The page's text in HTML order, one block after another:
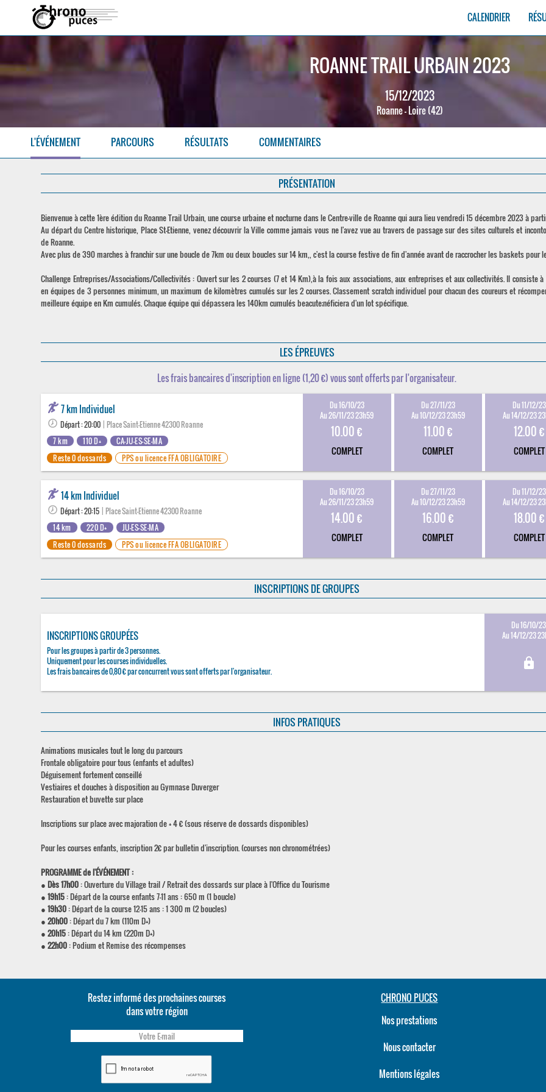
CALENDRIER
ROANNE TRAIL URBAIN 2023
15/12/2023
Roanne - Loire (42)
L'ÉVÉNEMENT PARCOURS RÉSULTATS COMMENTAIRES
PRÉSENTATION
Bienvenue à cette 1ère édition du Roanne Trail Urbain, une course urbaine et nocturne dans le Centre-ville de Roanne qui aura lieu vendredi 15 décembre 2023 à
Au départ du Centre historique, Place St-Etienne, venez découvrir la Ville comme jamais vous ne l'avez vue au travers de passage sur des sites culturels et
de Roanne.
Avec plus de 390 marches à franchir sur une boucle de 7km ou deux boucles sur 14 km,, c'est la course festive de fin d'année avant de raccrocher les baskets pour
Challenge Entreprises/Associations/Collectivités : Ouvert sur les 2 courses (7 et 14 Km),à la fois aux associations, aux entreprises et aux collectivités. Il consiste
en équipes de 3 personnes minimum, un maximum de kilomètres cumulés sur les 2 courses. Classement scratch individuel pour chacun des coureurs et
meilleure équipe en Km cumulés. Chaque équipe qui dépassera les 140km cumulés beacute;néficiera d'un lot spécifique.
LES ÉPREUVES
Les frais bancaires d'inscription en ligne (1,20 €) vous sont offerts par l'organisateur.
7 km Individuel
Départ : 20:00 | Place Saint-Etienne 42300 Roanne
7 km
110 D+
CA-JU-ES-SE-MA
Reste 0 dossards
PPS ou licence FFA OBLIGATOIRE
Du 16/10/23
Au 26/11/23 23h59
10.00 €
COMPLET
Du 27/11/23
Au 10/12/23 23h59
11.00 €
COMPLET
Du 11/12/23
Au 14/12/23
12.00 €
COMPLET
14 km Individuel
Départ : 20:15 | Place Saint-Etienne 42300 Roanne
14 km
220 D+
JU-ES-SE-MA
Reste 0 dossards
PPS ou licence FFA OBLIGATOIRE
Du 16/10/23
Au 26/11/23 23h59
14.00 €
COMPLET
Du 27/11/23
Au 10/12/23 23h59
16.00 €
COMPLET
Du 11/12/23
Au 14/12/23
18.00 €
COMPLET
INSCRIPTIONS DE GROUPES
INSCRIPTIONS GROUPÉES
Pour les groupes à partir de 3 personnes.
Uniquement pour les courses individuelles.
Les frais bancaires de 0,80 € par concurrent vous sont offerts par l'organisateur.
Du 16/10/23
Au 14/12/23
lock
INFOS PRATIQUES
Animations musicales tout le long du parcours
Frontale obligatoire pour tous (enfants et adultes)
Déguisement fortement conseillé
Vestiaires et douches à disposition au Gymnase Duverger
Restauration et buvette sur place
Inscriptions sur place avec majoration de + 4 € (sous réserve de dossards disponibles)
Pour les courses enfants, inscription 2€ par bulletin d'inscription. (courses non chronométrées)
PROGRAMME de l'ÉVÉNEMENT :
●Dès 17h00: Ouverture du Village trail / Retrait des dossards sur place à l'Office du Tourisme
●19h15: Départ de la course enfants 7-11 ans : 650 m (1 boucle)
●19h30: Départ de la course 12-15 ans : 1 300 m (2 boucles)
●20h00: Départ du 7 km (110m D+)
●20h15: Départ du 14 km (220m D+)
●22h00: Podium et Remise des récompenses
Restez informé des prochaines courses
dans votre région
CHRONO PUCES
Nos prestations
Nous contacter
Mentions légales